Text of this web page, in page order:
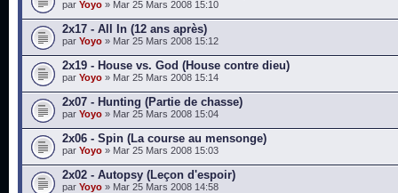
par Yoyo » Mar 25 Mars 2008 15:10
2x17 - All In (12 ans après)
par Yoyo » Mar 25 Mars 2008 15:12
2x19 - House vs. God (House contre dieu)
par Yoyo » Mar 25 Mars 2008 15:14
2x07 - Hunting (Partie de chasse)
par Yoyo » Mar 25 Mars 2008 15:04
2x06 - Spin (La course au mensonge)
par Yoyo » Mar 25 Mars 2008 15:03
2x02 - Autopsy (Leçon d'espoir)
par Yoyo » Mar 25 Mars 2008 14:58